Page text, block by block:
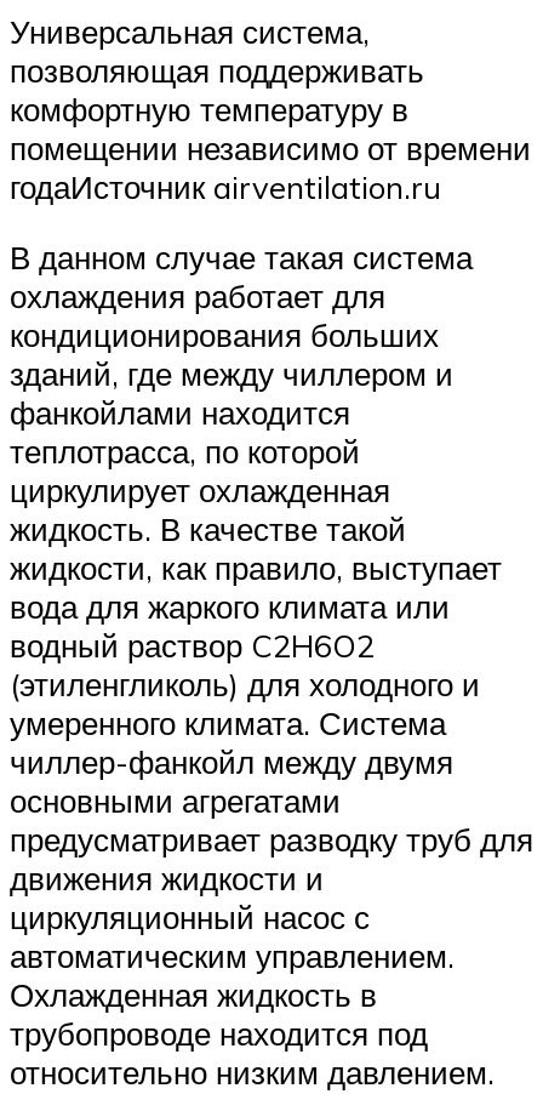
Универсальная система,
позволяющая поддерживать
комфортную температуру в
помещении независимо от времени
годаИсточник airventilation.ru
В данном случае такая система
охлаждения работает для
кондиционирования больших
зданий, где между чиллером и
фанкойлами находится
теплотрасса, по которой
циркулирует охлажденная
жидкость. В качестве такой
жидкости, как правило, выступает
вода для жаркого климата или
водный раствор C2H6O2
(этиленгликоль) для холодного и
умеренного климата. Система
чиллер-фанкойл между двумя
основными агрегатами
предусматривает разводку труб для
движения жидкости и
циркуляционный насос с
автоматическим управлением.
Охлажденная жидкость в
трубопроводе находится под
относительно низким давлением.